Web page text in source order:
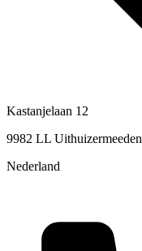
Kastanjelaan 12
9982 LL Uithuizermeeden
Nederland